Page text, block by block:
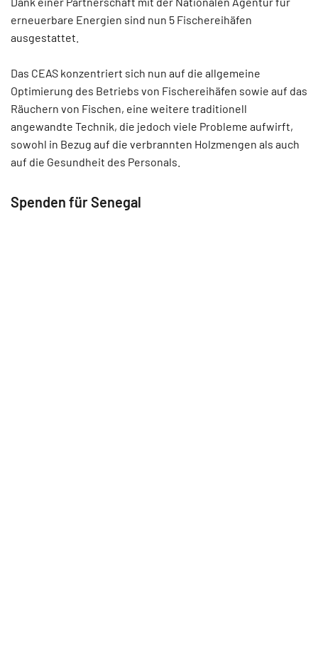
erneuerbare Energien sind nun 5 Fischereihäfen
ausgestattet.
Das CEAS konzentriert sich nun auf die allgemeine
Optimierung des Betriebs von Fischereihäfen sowie auf das
Räuchern von Fischen, eine weitere traditionell
angewandte Technik, die jedoch viele Probleme aufwirft,
sowohl in Bezug auf die verbrannten Holzmengen als auch
auf die Gesundheit des Personals.
Spenden für Senegal